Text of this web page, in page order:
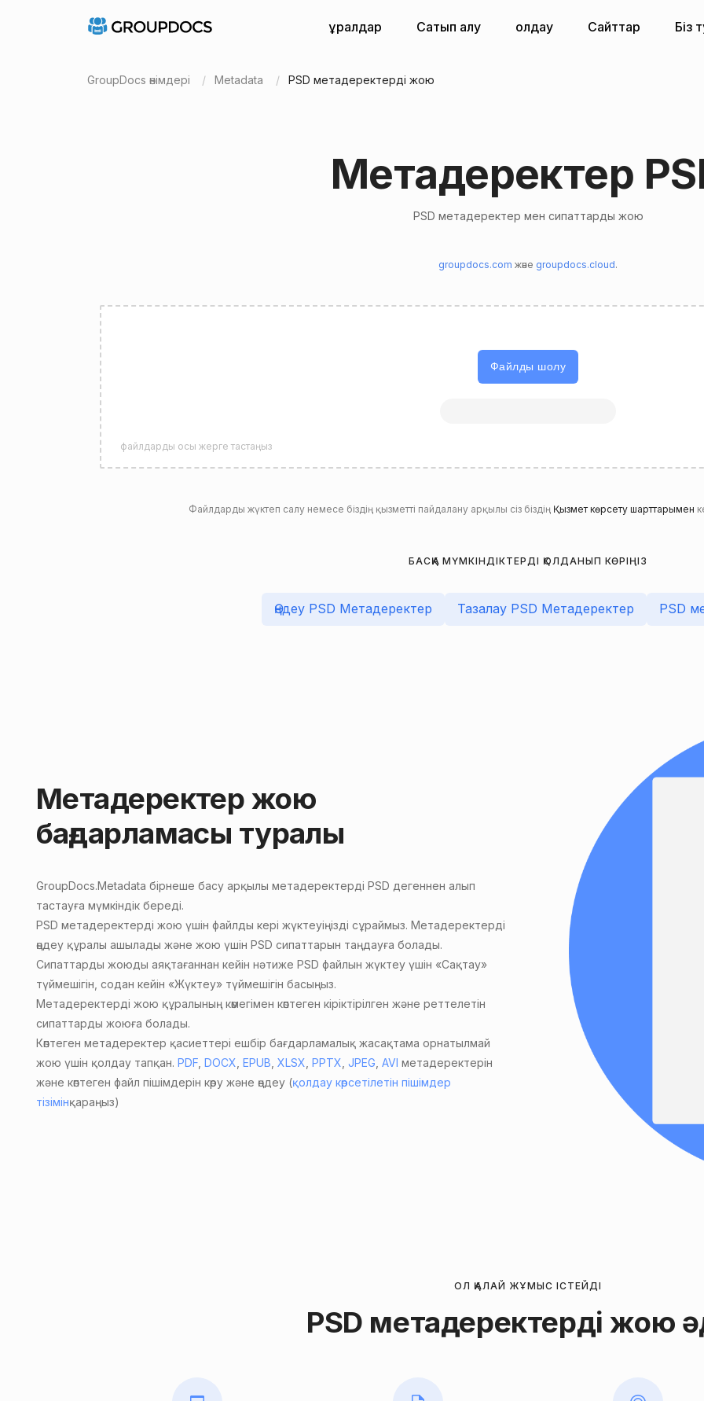
Құралдар Сатып алу Қолдау Сайттар Біз
GroupDocs өнімдері Metadata PSD метадеректерді жою
Метадеректер
PSD метадеректер мен сипаттарды жою
groupdocs.com және groupdocs.cloud.
Файлды шолу
файлдарды осы жерге тастаңыз
Файлдарды жүктеп салу немесе біздің қызметті пайдалану арқылы сіз біздің Қызмет көрсету шарттарымен
БАСҚА МҮМКІНДІКТЕРДІ ҚОЛДАНЫП КӨРІҢІЗ
Өңдеу PSD Метадеректер Тазалау PSD Метадеректер PSD
Метадеректер жою
бағдарламасы туралы
GroupDocs.Metadata бірнеше басу арқылы метадеректерді PSD дегеннен алып
тастауға мүмкіндік береді.
PSD метадеректерді жою үшін файлды кері жүктеуіңізді сұраймыз. Метадеректерді
өңдеу құралы ашылады және жою үшін PSD сипаттарын таңдауға болады.
Сипаттарды жоюды аяқтағаннан кейін нәтиже PSD файлын жүктеу үшін «Сақтау»
түймешігін, содан кейін «Жүктеу» түймешігін басыңыз.
Метадеректерді жою құралының көмегімен көптеген кіріктірілген және реттелетін
сипаттарды жоюға болады.
Көптеген метадеректер қасиеттері ешбір бағдарламалық жасақтама орнатылмай
жою үшін қолдау тапқан. PDF DOCX EPUB XLSX PPTX JPEG AVI метадеректерін
және көптеген файл пішімдерін көру және өңдеу (қолдау көрсетілетін пішімдер
тізімінқараңыз)
ОЛ ҚАЛАЙ ЖҰМЫС ІСТЕЙДІ
PSD метадеректерді жою